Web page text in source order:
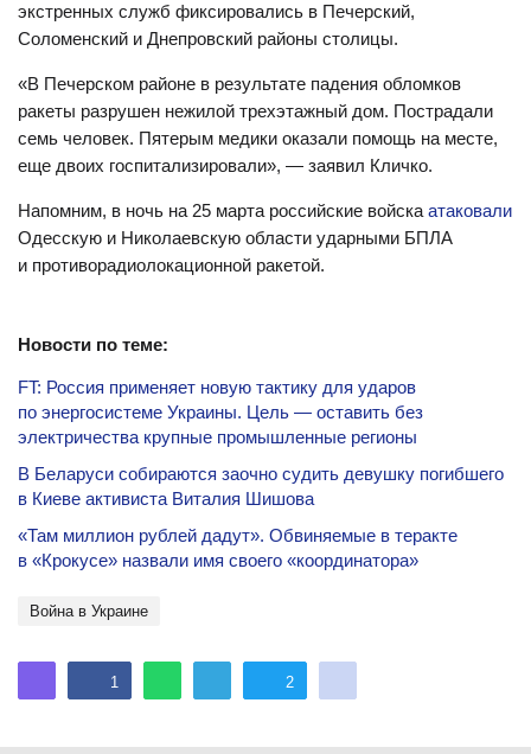
экстренных служб фиксировались в Печерский,
Соломенский и Днепровский районы столицы.
«В Печерском районе в результате падения обломков
ракеты разрушен нежилой трехэтажный дом. Пострадали
семь человек. Пятерым медики оказали помощь на месте,
еще двоих госпитализировали», — заявил Кличко.
Напомним, в ночь на 25 марта российские войска атаковали
Одесскую и Николаевскую области ударными БПЛА
и противорадиолокационной ракетой.
Новости по теме:
FT: Россия применяет новую тактику для ударов
по энергосистеме Украины. Цель — оставить без
электричества крупные промышленные регионы
В Беларуси собираются заочно судить девушку погибшего
в Киеве активиста Виталия Шишова
«Там миллион рублей дадут». Обвиняемые в теракте
в «Крокусе» назвали имя своего «координатора»
Война в Украине
1 2